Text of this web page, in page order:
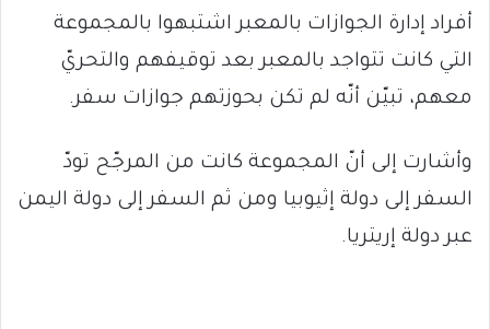
أفراد إدارة الجوازات بالمعبر اشتبهوا بالمجموعة
التي كانت تتواجد بالمعبر بعد توقيفهم والتحريّ
معهم، تبيّن أنّه لم تكن بحوزتهم جوازات سفر.
وأشارت إلى أنّ المجموعة كانت من المرجّح تودّ
السفر إلى دولة إثيوبيا ومن ثم السفر إلى دولة اليمن
عبر دولة إريتريا.